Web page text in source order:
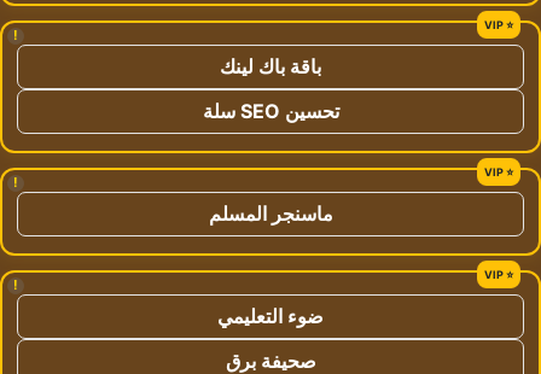
!
باقة باك لينك
تحسين SEO سلة
!
ماسنجر المسلم
!
ضوء التعليمي
صحيفة برق